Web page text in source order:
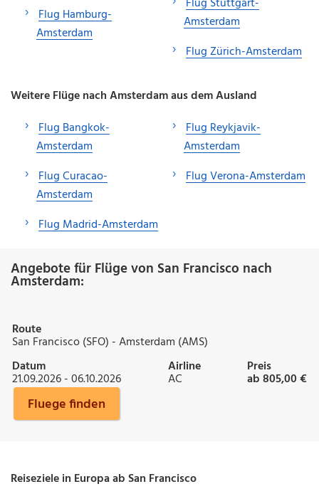
Flug Hamburg-
Amsterdam
Amsterdam
Flug Zürich-Amsterdam
Weitere Flüge nach Amsterdam aus dem Ausland
Flug Bangkok-
Amsterdam
Flug Curacao-
Amsterdam
Flug Madrid-Amsterdam
Flug Reykjavik-
Amsterdam
Flug Verona-Amsterdam
Angebote für Flüge von San Francisco nach
Amsterdam:
Route
San Francisco (SFO) - Amsterdam (AMS)
Datum
21.09.2026 - 06.10.2026
Airline
AC
Preis
ab 805,00 €
Fluege finden
Reiseziele in Europa ab San Francisco